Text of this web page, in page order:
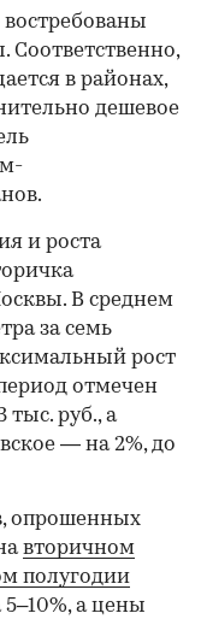
в районах,
дешевое
и роста
В среднем
за семь
рост
отмечен
тыс. руб., а
— на 2%, до
опрошенных
вторичном
полугодии
а цены